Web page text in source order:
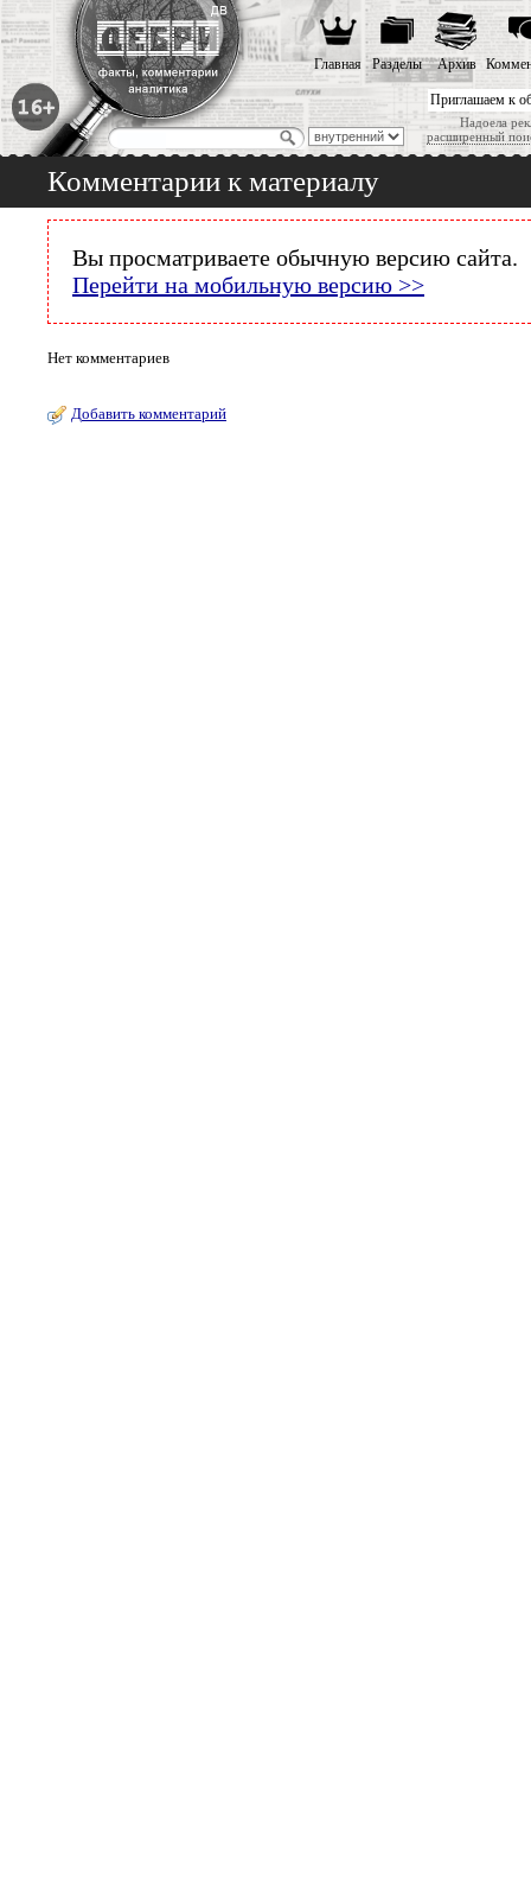
Приглашаем к
Надоела
расширенный
Главная Разделы Архив
Комментарии к материалу
Вы просматриваете обычную версию сайта.
Перейти на мобильную версию >>
Нет комментариев
Добавить комментарий